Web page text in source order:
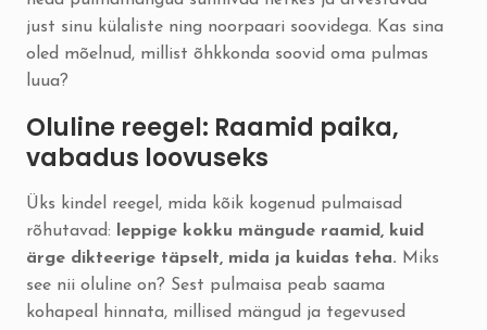
just sinu külaliste ning noorpaari soovidega. Kas sina
oled mõelnud, millist õhkkonda soovid oma pulmas
luua?
Oluline reegel: Raamid paika,
vabadus loovuseks
Üks kindel reegel, mida kõik kogenud pulmaisad
rõhutavad:
leppige kokku mängude raamid, kuid
ärge dikteerige täpselt, mida ja kuidas teha. Miks
see nii oluline on? Sest pulmaisa peab saama
kohapeal hinnata, millised mängud ja tegevused